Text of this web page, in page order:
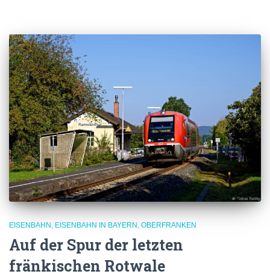
EISENBAHN EISENBAHN IN BAYERN OBERFRANKEN
Auf der Spur der letzten
fränkischen Rotwale